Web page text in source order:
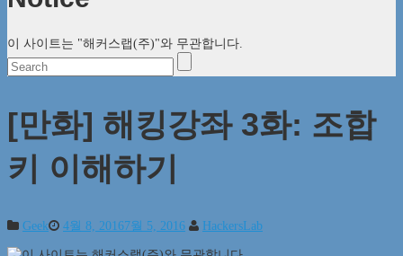
이 사이트는 "해커스랩(주)"와 무관합니다.
[만화] 해킹강좌 3화: 조합
키 이해하기
Geek 4월 8, 20167월 5, 2016 HackersLab